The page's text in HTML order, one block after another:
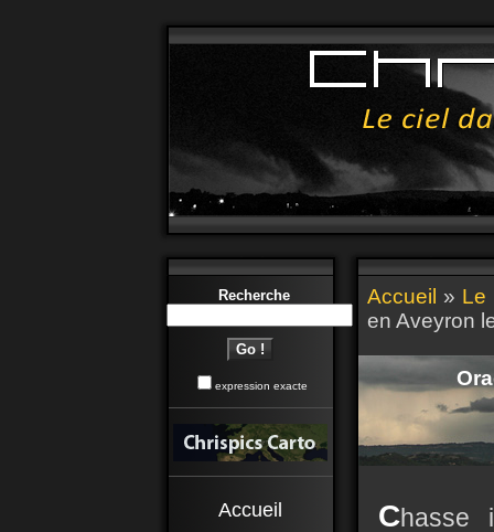
Recherche
expression exacte
Accueil
Accueil » Le
en Aveyron
Chasse